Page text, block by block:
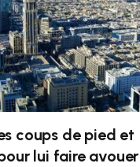
coups de pied et
lui faire avouer